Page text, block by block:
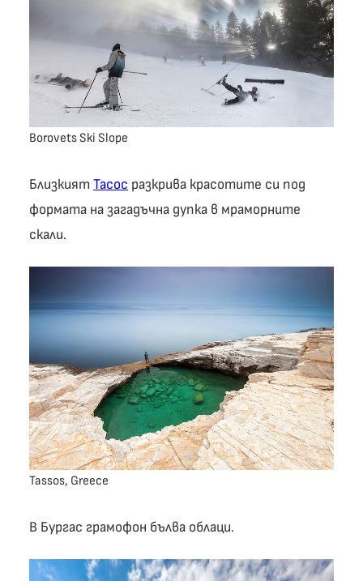
Borovets Ski Slope
Близкият Тасос разкрива красотите си под
формата на загадъчна дупка в мраморните
скали.
Tassos, Greece
В Бургас грамофон бълва облаци.